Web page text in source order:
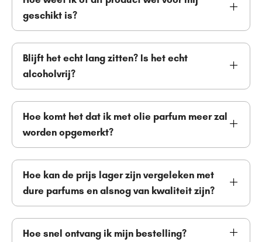
geschikt is?
Blijft het echt lang zitten? Is het echt
alcoholvrij?
Hoe komt het dat ik met olie parfum meer zal
worden opgemerkt?
Hoe kan de prijs lager zijn vergeleken met
dure parfums en alsnog van kwaliteit zijn?
Hoe snel ontvang ik mijn bestelling?